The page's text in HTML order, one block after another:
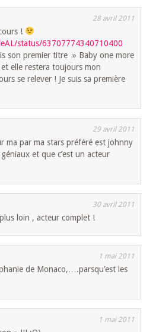
28 avril 2011
!
status/63707774340710400
son premier titre » Baby one more
et elle restera toujours mon
se relever ! Je suis sa première
29 avril 2011
ma par ma stars préféré est johnny
et que c’est un acteur
30 avril 2011
loin , acteur complet !
1 mai 2011
de Monaco,….parsqu’est les
1 mai 2011